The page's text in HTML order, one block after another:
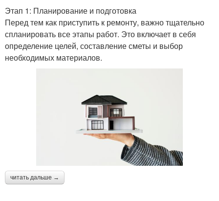
Этап 1: Планирование и подготовка
Перед тем как приступить к ремонту, важно тщательно
спланировать все этапы работ. Это включает в себя
определение целей, составление сметы и выбор
необходимых материалов.
читать дальше →